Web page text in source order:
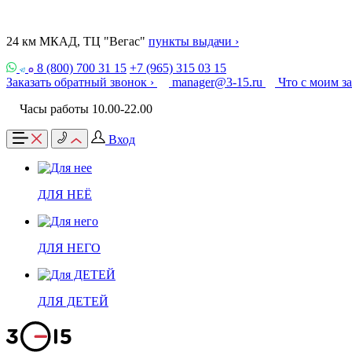
24 км МКАД, ТЦ "Вегас" пункты выдачи ›
8 (800) 700 31 15 +7 (965) 315 03 15
Заказать обратный звонок ›
manager@3-15.ru
Что с моим
Часы работы 10.00-22.00
Вход
ДЛЯ НЕЁ
ДЛЯ НЕГО
ДЛЯ ДЕТЕЙ